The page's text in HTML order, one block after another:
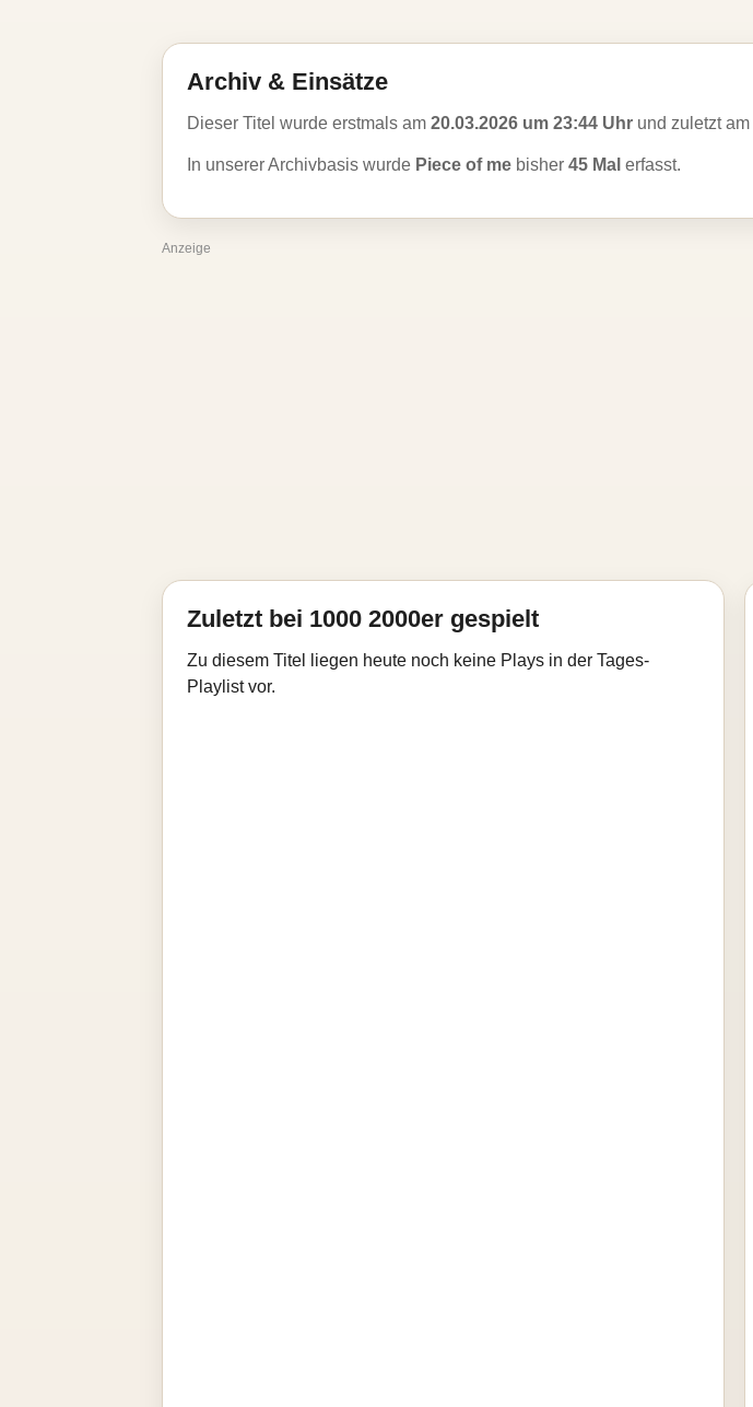
Archiv & Einsätze
Dieser Titel wurde erstmals am 20.03.2026 um 23:44 Uhr und zuletzt am
In unserer Archivbasis wurde Piece of me bisher 45 Mal erfasst.
Anzeige
Zuletzt bei 1000 2000er gespielt
Zu diesem Titel liegen heute noch keine Plays in der Tages-
Playlist vor.